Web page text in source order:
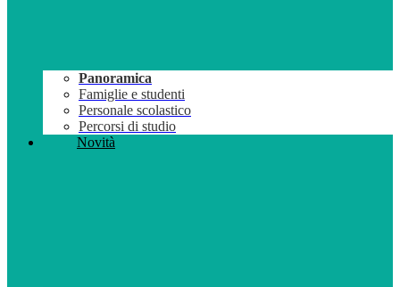
Panoramica
Famiglie e studenti
Personale scolastico
Percorsi di studio
Novità